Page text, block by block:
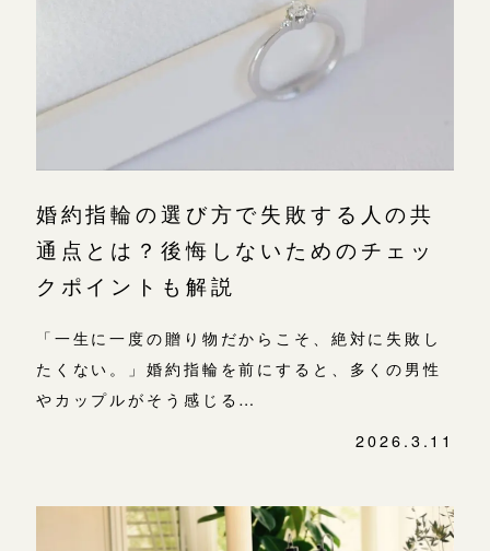
婚約指輪の選び方で失敗する人の共
通点とは？後悔しないためのチェッ
クポイントも解説
「一生に一度の贈り物だからこそ、絶対に失敗し
たくない。」婚約指輪を前にすると、多くの男性
やカップルがそう感じる…
2026.3.11